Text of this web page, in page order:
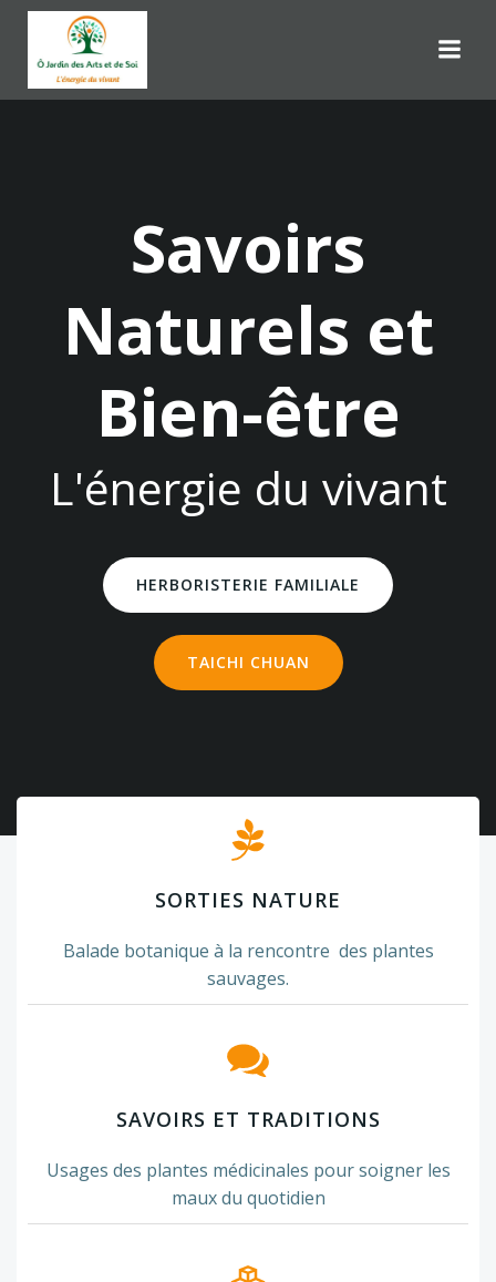
Savoirs
Naturels et
Bien-être
L'énergie du vivant
HERBORISTERIE FAMILIALE
TAICHI CHUAN
SORTIES NATURE
Balade botanique à la rencontre des plantes
sauvages.
SAVOIRS ET TRADITIONS
Usages des plantes médicinales pour soigner les
maux du quotidien